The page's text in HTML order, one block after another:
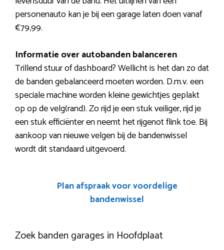
personenauto kan je bij een garage laten doen vanaf
€79,99.
Informatie over autobanden balanceren
Trillend stuur of dashboard? Wellicht is het dan zo dat
de banden gebalanceerd moeten worden. D.m.v. een
speciale machine worden kleine gewichtjes geplakt
op op de velg(rand). Zo rijd je een stuk veiliger, rijd je
een stuk efficiënter en neemt het rijgenot flink toe. Bij
aankoop van nieuwe velgen bij de bandenwissel
wordt dit standaard uitgevoerd.
Plan afspraak voor voordelige
bandenwissel
Zoek banden garages in Hoofdplaat